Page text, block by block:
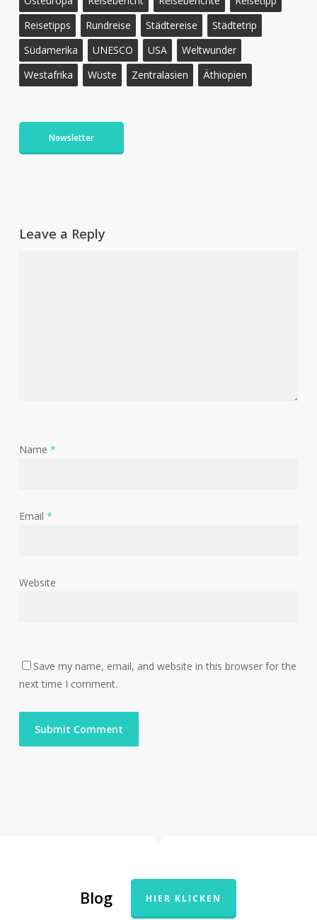
Reisetipps
Rundreise Städtereise
Städtetrip
Südamerika
UNESCO USA
Weltwunder
Westafrika
Wüste Zentralasien Äthiopien
Newsletter
Leave a Reply
Name *
Email *
Website
Save my name, email, and website in this browser for the
next time I comment.
Blog HIER KLICKEN